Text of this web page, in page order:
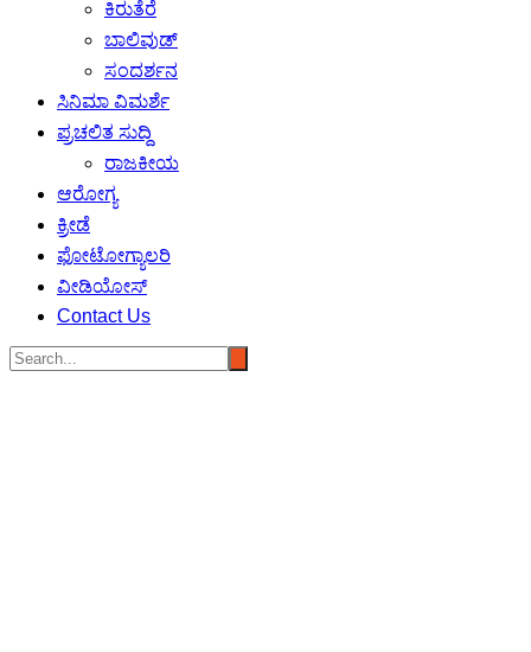
ಕಿರುತೆರೆ
ಬಾಲಿವುಡ್
ಸಂದರ್ಶನ
ಸಿನಿಮಾ ವಿಮರ್ಶೆ
ಪ್ರಚಲಿತ ಸುದ್ದಿ
ರಾಜಕೀಯ
ಆರೋಗ್ಯ
ಕ್ರೀಡೆ
ಫೋಟೋಗ್ಯಾಲರಿ
ವೀಡಿಯೋಸ್
Contact Us